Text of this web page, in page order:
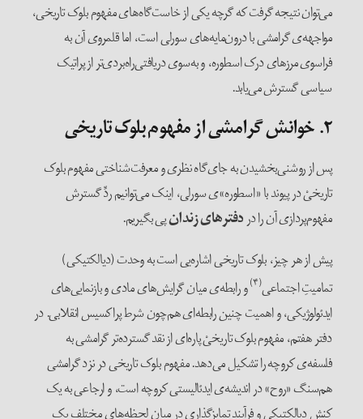
می‌توان نتیجه گرفت که گرچه یکی از خاست‌گاه‌های مفهوم بلوک تاریخی،
مواجهه‌ی گرامشی با درون‌مایه‌های سورلی است، اما قلمروی آن به
فراسوی مرزهای درک اسطوره، و به‌سوی دریافتی‌راه‌بردی‌تر از پراتیک
سیاسی گسترش می‌یابد.
پس از روشنی‌بخشیدن به جای‌گاه نظری و معرفت‌شناختی مفهوم بلوک
تاریخیْ در پیوند با «اسطوره»ی سورلی، اینک می‌توانیم ردِّ گسترش
مفهوم‌پردازی آن را دردفترهای زندانپی بگیریم.
پیش از هر چیز، بلوک تاریخی اشاره‌یی است به وحدت (دیالکتیکی)
تمامیتِ اجتماعی(۴) و رابطه‌ی میان گرایش‌های مادی و بازنمایی‌های
ایدئولوژیکی، و اهمیت چنین رابطه‌ای هم‌چون شرط پراکسیس انقلابی. در
دفتر هفتم، مفهوم بلوک تاریخیْ پاره‌ای از نقد گسترده‌تر گرامشی به
فلسفه‌ی کروچه را تشکیل می‌دهد. مفهوم بلوک تاریخی در نزد گرامشی
هم‌سنگ «روح» در اندیشه‌ی ایدئالیستی کروچه است، و ارجاعی به یک
کنش دیالکتیکی و فرآیند تمایزگذاری در میان لحظه‌های مختلف یک